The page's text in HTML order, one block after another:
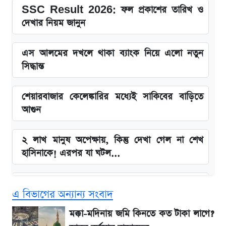
SSC Result 2026: ফল প্রকাশের তারিখ ও
দেখার নিয়ম জানুন
এস আলমের দখলে থাকা ব্যাংক নিয়ে এলো নতুন
সিদ্ধান্ত
শেয়ারবাজার কেলেঙ্কারির মধ্যেই সাকিবের বাড়িতে
আগুন
২ লাখ মানুষ অপেক্ষায়, কিন্তু দেখা গেল না শেখ
হাসিনাকে! এরপর যা ঘটল...
Redmi K80 নিয়ে আপডেট
এ বিভাগের অন্যান্য সংবাদ
মক্কা-মদিনায় জমি কিনতে কত টাকা লাগে?